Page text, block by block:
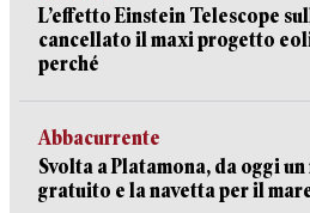
L’effetto Einstein Telescope
cancellato il maxi progetto
perché
Abbacurrente
Svolta a Platamona, da oggi
gratuito e la navetta per il